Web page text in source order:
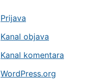
Prijava
Kanal objava
Kanal komentara
WordPress.org